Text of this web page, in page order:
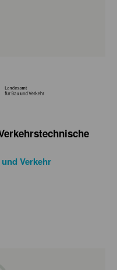
Verkehr